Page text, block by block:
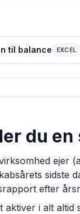
til balance EXCEL
du
ejer
sidste
efter
aktiver i alt